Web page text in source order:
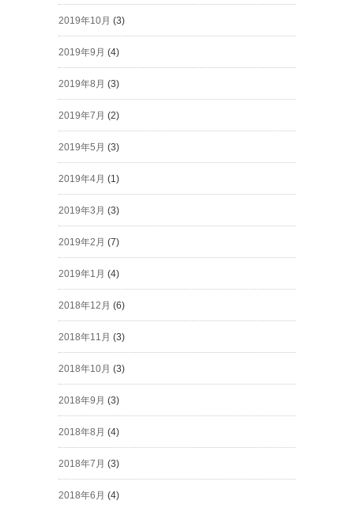
2019年10月 (3)
2019年9月 (4)
2019年8月 (3)
2019年7月 (2)
2019年5月 (3)
2019年4月 (1)
2019年3月 (3)
2019年2月 (7)
2019年1月 (4)
2018年12月 (6)
2018年11月 (3)
2018年10月 (3)
2018年9月 (3)
2018年8月 (4)
2018年7月 (3)
2018年6月 (4)